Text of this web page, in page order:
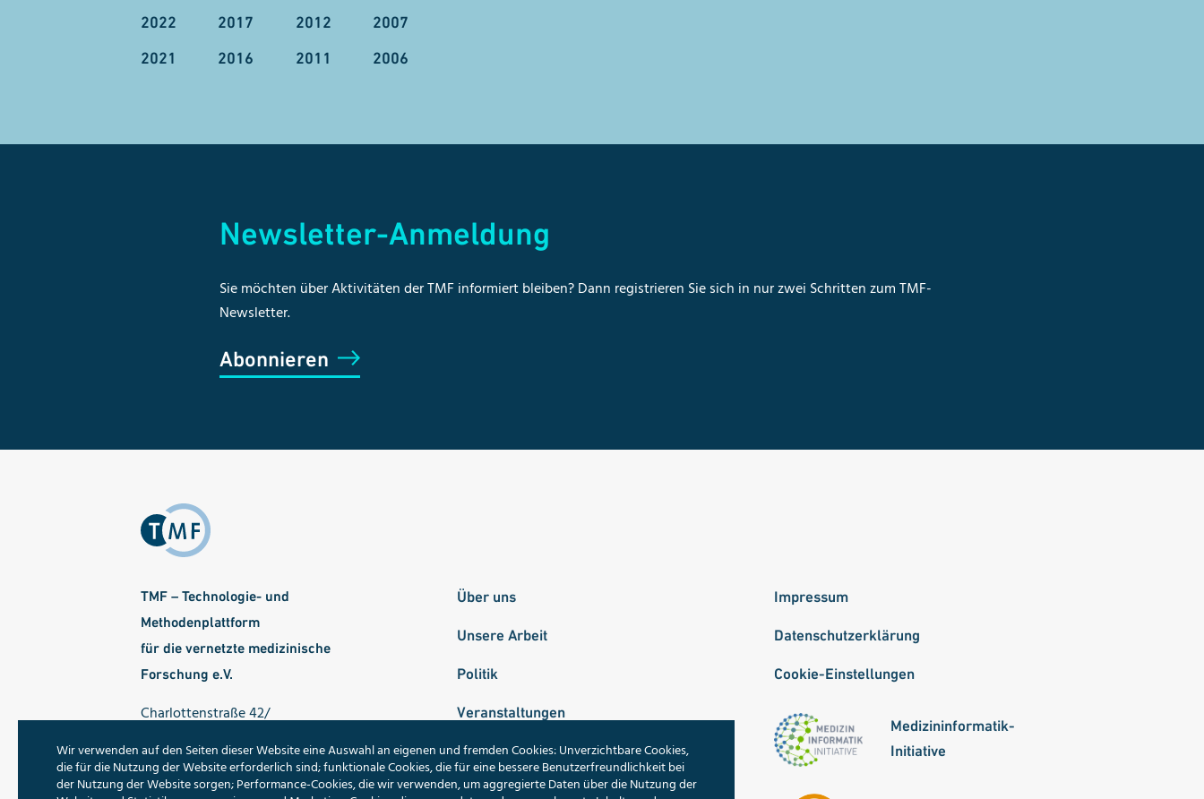
2022
2021
2017
2016
2012
2011
2007
2006
Newsletter-Anmeldung
Sie möchten über Aktivitäten der TMF informiert bleiben? Dann registrieren Sie sich in nur zwei Schritten zum TMF-
Newsletter.
Abonnieren
TMF – Technologie- und
Methodenplattform
für die vernetzte medizinische
Forschung e.V.
Charlottenstraße 42/
10117 Berlin
Über uns
Unsere Arbeit
Politik
Veranstaltungen
Publikationen
Unsere Themen
Impressum
Datenschutzerklärung
Cookie-Einstellungen
Medizininformatik-
Initiative
Wir verwenden auf den Seiten dieser Website eine Auswahl an eigenen und fremden Cookies: Unverzichtbare Cookies,
die für die Nutzung der Website erforderlich sind; funktionale Cookies, die für eine bessere Benutzerfreundlichkeit bei
der Nutzung der Website sorgen; Performance-Cookies, die wir verwenden, um aggregierte Daten über die Nutzung der